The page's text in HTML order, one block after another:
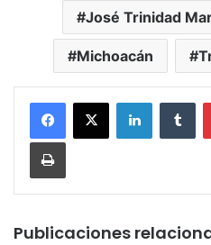
José Trinidad
Michoacán
LinkedIn
Imprimir
Publicaciones